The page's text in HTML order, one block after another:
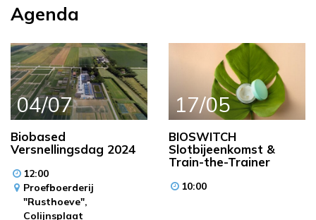
Agenda
04/07
Biobased
Versnellingsdag 2024
12:00
Proefboerderij
"Rusthoeve",
Colijnsplaat
17/05
BIOSWITCH
Slotbijeenkomst &
Train-the-Trainer
10:00